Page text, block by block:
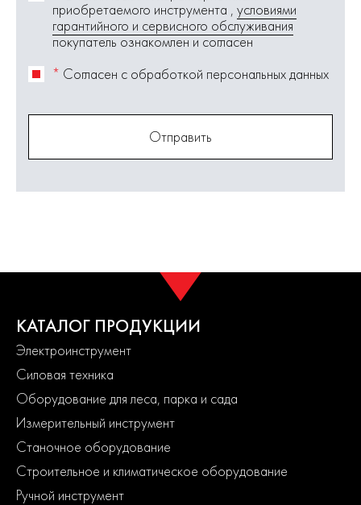
приобретаемого инструмента , условиями
гарантийного и сервисного обслуживания
покупатель ознакомлен и согласен
* Согласен с обработкой персональных данных
Отправить
КАТАЛОГ ПРОДУКЦИИ
Электроинструмент
Силовая техника
Оборудование для леса, парка и сада
Измерительный инструмент
Станочное оборудование
Строительное и климатическое оборудование
Ручной инструмент